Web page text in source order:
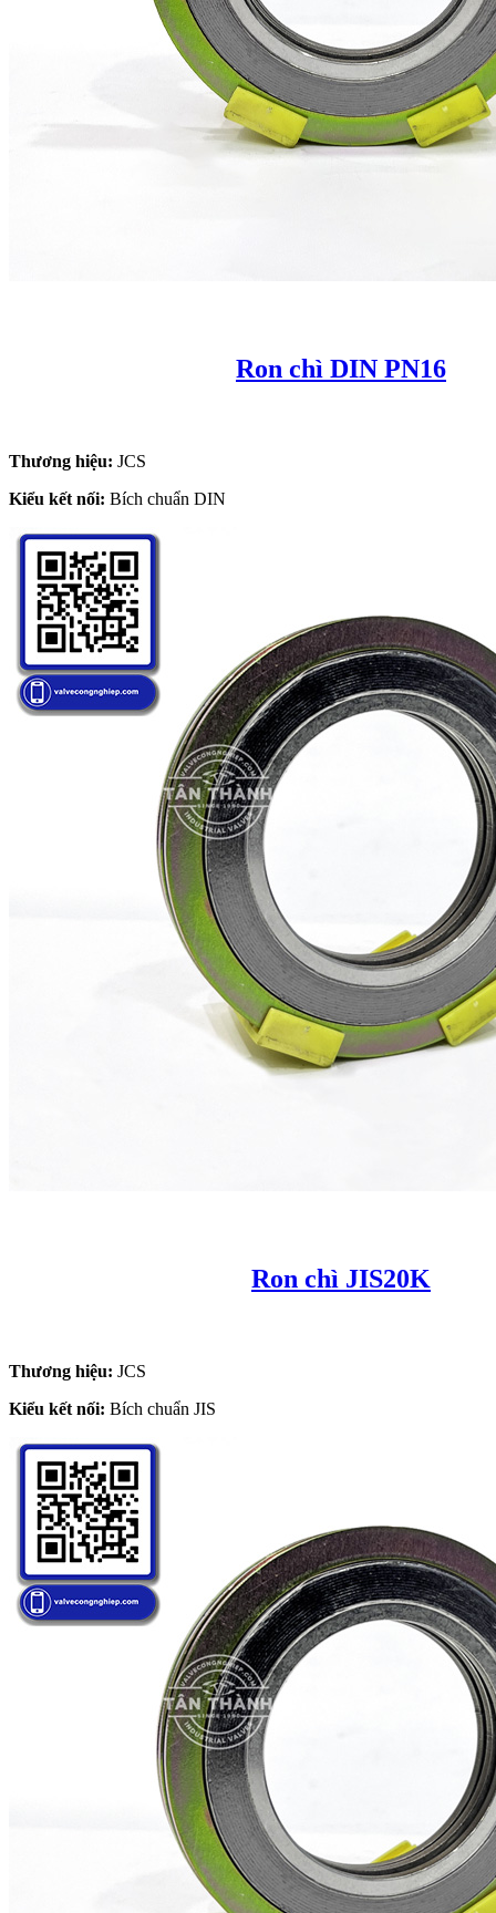
Ron chì DIN PN16
Thương hiệu: JCS
Kiểu kết nối: Bích chuẩn DIN
Ron chì JIS20K
Thương hiệu: JCS
Kiểu kết nối: Bích chuẩn JIS